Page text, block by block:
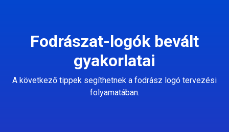
Fodrászat-logók bevált
gyakorlatai
A következő tippek segíthetnek a fodrász logó tervezési
folyamatában.